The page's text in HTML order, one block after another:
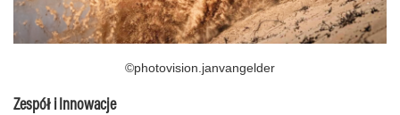
©photovision.janvangelder
Zespół i Innowacje